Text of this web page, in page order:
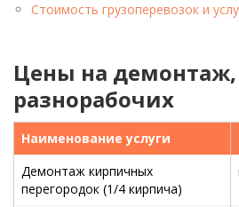
Стоимость грузоперевозок и
Цены на демонтаж,
разнорабочих
Наименование услуги
Демонтаж кирпичных
перегородок (1/4 кирпича)